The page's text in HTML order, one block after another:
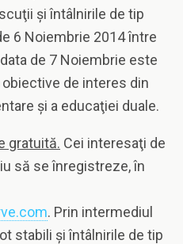
şi întâlnirile de tip
6 Noiembrie 2014 între
de 7 Noiembrie este
de interes din
şi a educaţiei duale.
gratuită. Cei interesaţi de
să se înregistreze, în
. Prin intermediul
stabili şi întâlnirile de tip